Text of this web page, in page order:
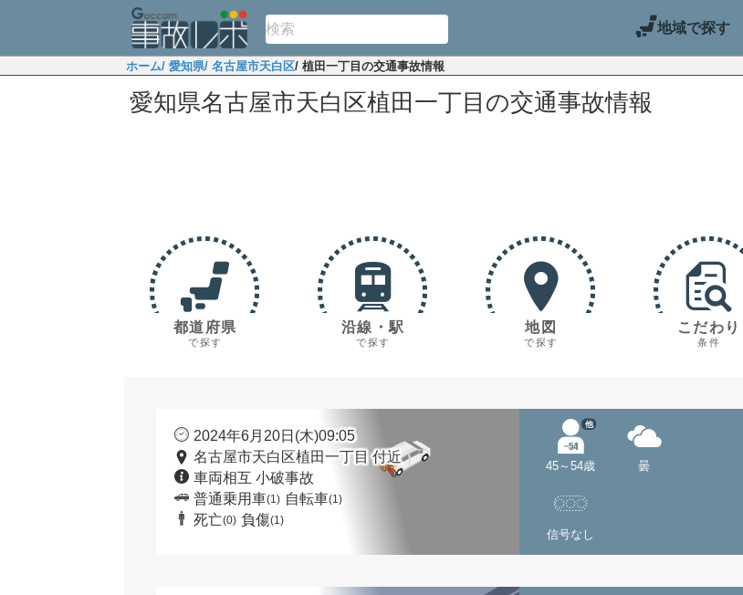
地域で探す
ホーム/ 愛知県/ 名古屋市天白区/ 植田一丁目の交通事故情報
愛知県名古屋市天白区植田一丁目の交通事故情報
都道府県
で探す
沿線・駅
で探す
地図
で探す
こだわり
条件
2024年6月20日(木)09:05
名古屋市天白区植田一丁目 付近
車両相互 小破事故
普通乗用車(1) 自転車(1)
死亡(0) 負傷(1)
45～54歳
他
曇
信号なし